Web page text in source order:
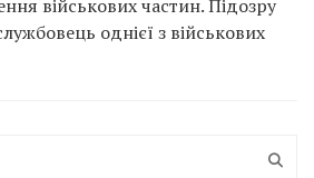
військових частин. Підозру
однієї з військових